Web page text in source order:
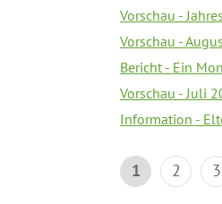
Vorschau -
Vorschau -
Bericht - Ein
Vorschau - Juli
Information -
1 2 3